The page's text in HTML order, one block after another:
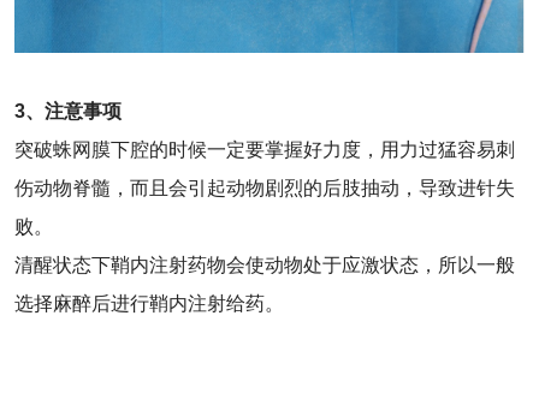
3、注意事项
突破蛛网膜下腔的时候一定要掌握好力度，用力过猛容易刺
伤动物脊髓，而且会引起动物剧烈的后肢抽动，导致进针失
败。
清醒状态下鞘内注射药物会使动物处于应激状态，所以一般
选择麻醉后进行鞘内注射给药。